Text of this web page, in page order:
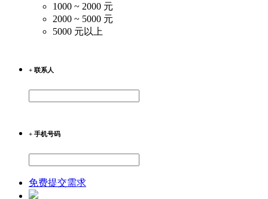
1000 ~ 2000 元
2000 ~ 5000 元
5000 元以上
+ 联系人
+ 手机号码
免费提交需求